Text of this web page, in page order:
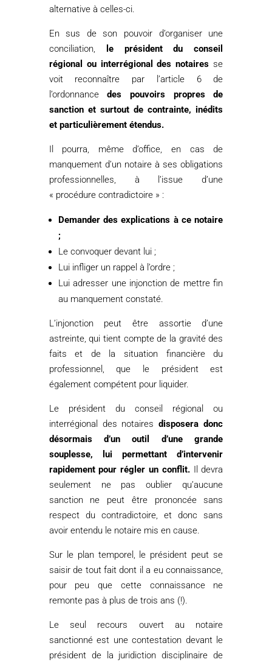
alternative à celles-ci.
En sus de son pouvoir d’organiser une
conciliation,
le président du conseil
régional ou interrégional des notaires se
voit reconnaître par l’article 6 de
l’ordonnancedes pouvoirs propres de
sanction et surtout de contrainte, inédits
et particulièrement étendus.
Il pourra, même d’office, en cas de
manquement d’un notaire à ses obligations
professionnelles, à l’issue d’une
« procédure contradictoire » :
Demander des explications à ce notaire
;
Le convoquer devant lui ;
Lui infliger un rappel à l’ordre ;
Lui adresser une injonction de mettre fin
au manquement constaté.
L’injonction peut être assortie d’une
astreinte, qui tient compte de la gravité des
faits et de la situation financière du
professionnel, que le président est
également compétent pour liquider.
Le président du conseil régional ou
interrégional des notairesdisposera donc
désormais d’un outil d’une grande
souplesse, lui permettant d’intervenir
rapidement pour régler un conflit.Il devra
seulement ne pas oublier qu’aucune
sanction ne peut être prononcée sans
respect du contradictoire, et donc sans
avoir entendu le notaire mis en cause.
Sur le plan temporel, le président peut se
saisir de tout fait dont il a eu connaissance,
pour peu que cette connaissance ne
remonte pas à plus de trois ans (!).
Le seul recours ouvert au notaire
sanctionné est une contestation devant le
président de la juridiction disciplinaire de